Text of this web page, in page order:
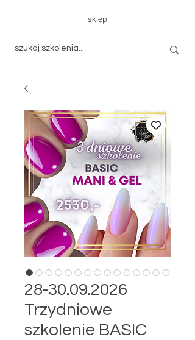
sklep
28-30.09.2026
Trzydniowe
szkolenie BASIC